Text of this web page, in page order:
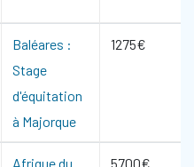
Baléares :
Stage
d'équitation
à Majorque
1275€
Afrique du
5700€